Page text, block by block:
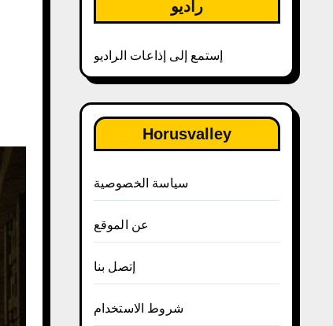
راديو
إستمع إلى إذاعات الراديو
Horusvalley
سياسة الخصوصية
عن الموقع
إتصل بنا
شروط الاستخدام